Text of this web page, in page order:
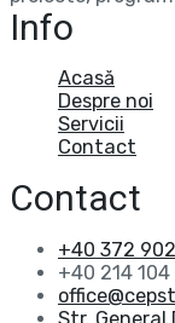
Info
Acasă
Despre noi
Servicii
Contact
Contact
+40 372
+40 214